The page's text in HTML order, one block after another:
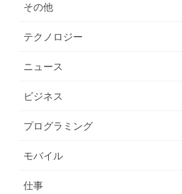
その他
テクノロジー
ニュース
ビジネス
プログラミング
モバイル
仕事